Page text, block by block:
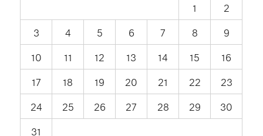
1
2
3
4 5 6 7 8
9
10
11 12 13 14 15
16
17
18 19 20 21 22
23
24
25 26 27 28 29
30
31